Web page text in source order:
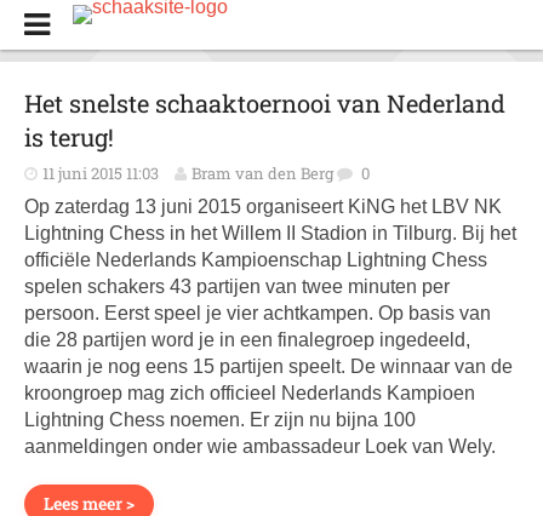
Het snelste schaaktoernooi van Nederland
is terug!
11 juni 2015 11:03 Bram van den Berg 0
Op zaterdag 13 juni 2015 organiseert KiNG het LBV NK
Lightning Chess in het Willem II Stadion in Tilburg. Bij het
officiële Nederlands Kampioenschap Lightning Chess
spelen schakers 43 partijen van twee minuten per
persoon. Eerst speel je vier achtkampen. Op basis van
die 28 partijen word je in een finalegroep ingedeeld,
waarin je nog eens 15 partijen speelt. De winnaar van de
kroongroep mag zich officieel Nederlands Kampioen
Lightning Chess noemen. Er zijn nu bijna 100
aanmeldingen onder wie ambassadeur Loek van Wely.
Lees meer >